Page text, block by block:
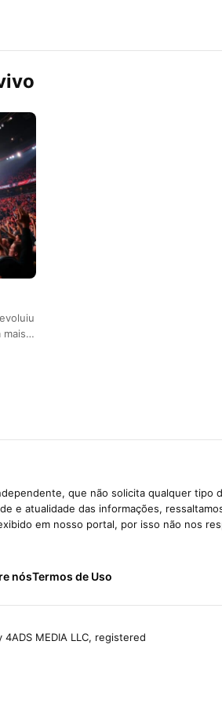
mais…
que não solicita qualquer tipo
e atualidade das informações,
em nosso portal, por isso não nos
nósTermos de Uso
MEDIA LLC, registered